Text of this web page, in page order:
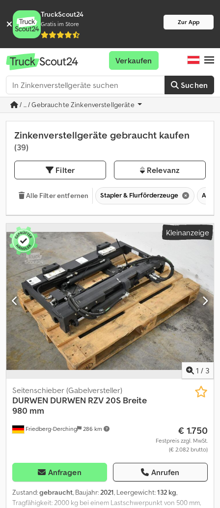
TruckScout24
Gratis im Store Zur App
Suchen
Verkaufen
/ ... / Gebrauchte Zinkenverstellgeräte
Zinkenverstellgeräte gebraucht kaufen
(39)
Filter Relevanz
Alle Filter entfernen Stapler & Flurförderzeuge
Kleinanzeige
1 / 3
Friedberg-Derching 286 km
Seitenschieber (Gabelversteller)
DURWEN DURWEN RZV 20S Breite
980 mm
€ 1.750
Festpreis zzgl. MwSt.
(€ 2.082 brutto)
Anfragen Anrufen
Zustand:gebraucht, Baujahr:2021, Leergewicht:132 kg,
Tragfähigkeit: 2000 kg bei einem Lastschwerpunkt von 500 mm,